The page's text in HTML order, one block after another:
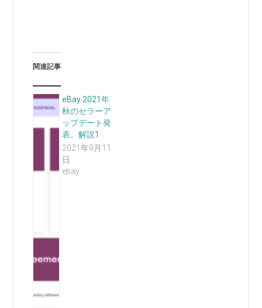
関連記事
eBay 2021年
秋のセラーア
ップデート発
表。解説1
2021年9月11
日
ebay